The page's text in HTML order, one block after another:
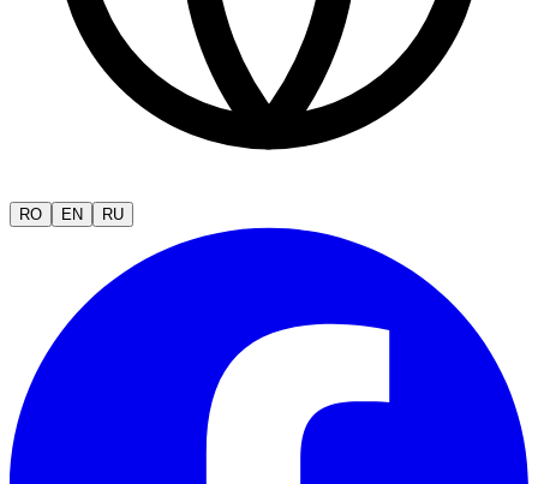
RO EN RU